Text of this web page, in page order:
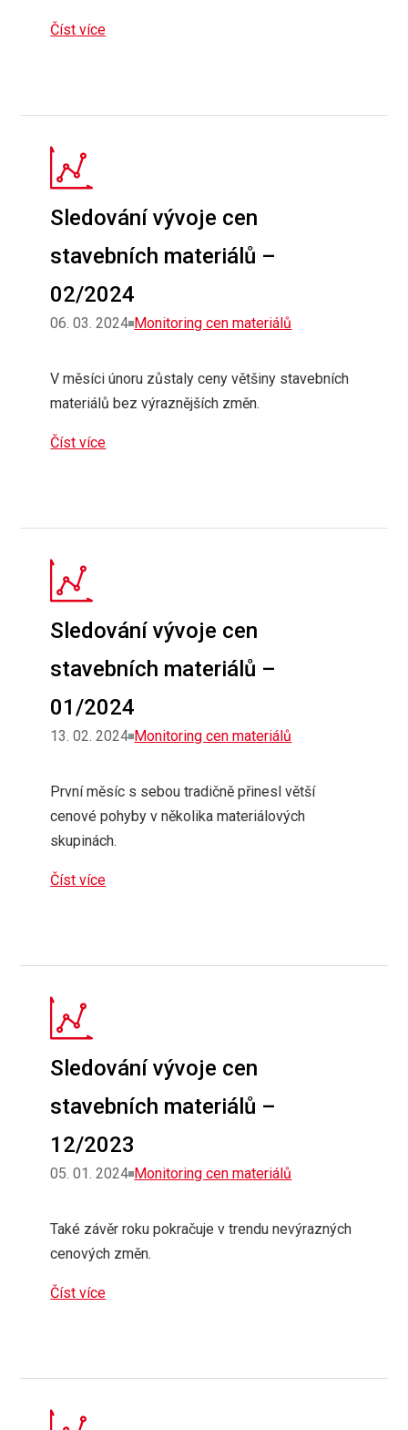
Číst více
Sledování vývoje cen
stavebních materiálů –
02/2024
06. 03. 2024 Rubriky
Monitoring cen materiálů
V měsíci únoru zůstaly ceny většiny stavebních
materiálů bez výraznějších změn.
Číst více
Sledování vývoje cen
stavebních materiálů –
01/2024
13. 02. 2024 Rubriky
Monitoring cen materiálů
První měsíc s sebou tradičně přinesl větší
cenové pohyby v několika materiálových
skupinách.
Číst více
Sledování vývoje cen
stavebních materiálů –
12/2023
05. 01. 2024 Rubriky
Monitoring cen materiálů
Také závěr roku pokračuje v trendu nevýrazných
cenových změn.
Číst více